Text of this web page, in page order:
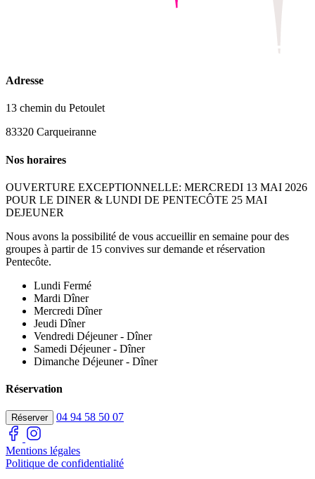
Adresse
13 chemin du Petoulet
83320 Carqueiranne
Nos horaires
OUVERTURE EXCEPTIONNELLE: MERCREDI 13 MAI 2026
POUR LE DINER & LUNDI DE PENTECÔTE 25 MAI
DEJEUNER
Nous avons la possibilité de vous accueillir en semaine pour des
groupes à partir de 15 convives sur demande et réservation
Pentecôte.
Lundi Fermé
Mardi Dîner
Mercredi Dîner
Jeudi Dîner
Vendredi Déjeuner - Dîner
Samedi Déjeuner - Dîner
Dimanche Déjeuner - Dîner
Réservation
Réserver 04 94 58 50 07
Mentions légales
Politique de confidentialité